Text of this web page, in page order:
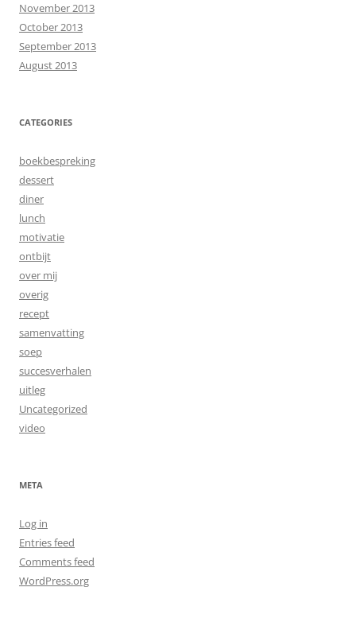
November 2013
October 2013
September 2013
August 2013
CATEGORIES
boekbespreking
dessert
diner
lunch
motivatie
ontbijt
over mij
overig
recept
samenvatting
soep
succesverhalen
uitleg
Uncategorized
video
META
Log in
Entries feed
Comments feed
WordPress.org